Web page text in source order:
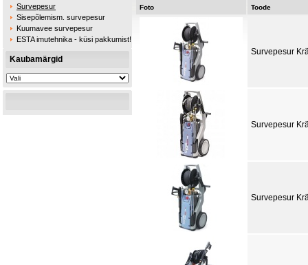
Survepesur
Sisepõlemism. survepesur
Kuumavee survepesur
ESTA imutehnika - küsi pakkumist!
Kaubamärgid
Foto Toode
Survepesur
Survepesur
Survepesur